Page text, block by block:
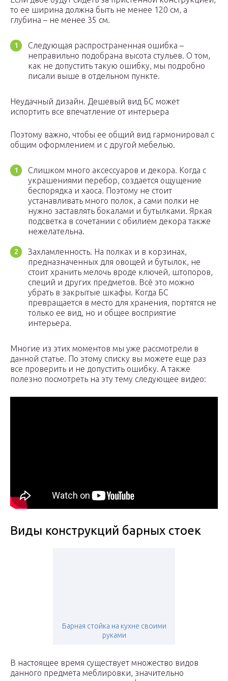
то ее ширина должна быть не менее 120 см, а
глубина – не менее 35 см.
Следующая распространенная ошибка –
неправильно подобрана высота стульев. О том,
как не допустить такую ошибку, мы подробно
писали выше в отдельном пункте.
Неудачный дизайн. Дешевый вид БС может
испортить все впечатление от интерьера
Поэтому важно, чтобы ее общий вид гармонировал с
общим оформлением и с другой мебелью.
Слишком много аксессуаров и декора. Когда с
украшениями перебор, создается ощущение
беспорядка и хаоса. Поэтому не стоит
устанавливать много полок, а сами полки не
нужно заставлять бокалами и бутылками. Яркая
подсветка в сочетании с обилием декора также
нежелательна.
Захламленность. На полках и в корзинах,
предназначенных для овощей и бутылок, не
стоит хранить мелочь вроде ключей, штопоров,
специй и других предметов. Всё это можно
убрать в закрытые шкафы. Когда БС
превращается в место для хранения, портятся не
только ее вид, но и общее восприятие
интерьера.
Многие из этих моментов мы уже рассмотрели в
данной статье. По этому списку вы можете еще раз
все проверить и не допустить ошибку. А также
полезно посмотреть на эту тему следующее видео:
Виды конструкций барных стоек
Барная стойка на кухне своими
руками
В настоящее время существует множество видов
данного предмета меблировки, значительно